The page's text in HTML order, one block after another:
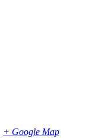
+ Google Map